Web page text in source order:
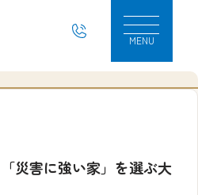
安心！「災害に強い家」を選ぶ
MENU
災害に強い家」を選ぶ大